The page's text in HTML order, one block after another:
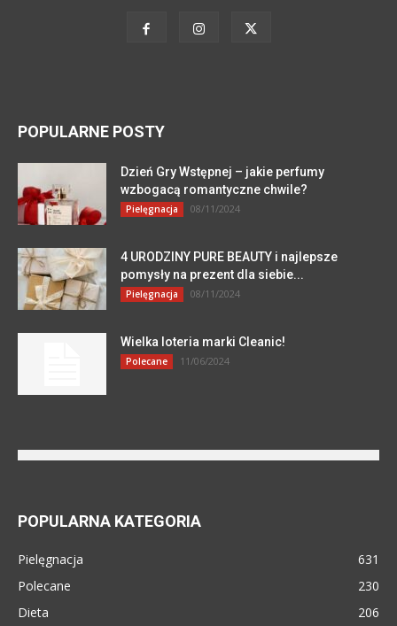
POPULARNE POSTY
Dzień Gry Wstępnej – jakie perfumy
wzbogacą romantyczne chwile?
Pielęgnacja 08/11/2024
4 URODZINY PURE BEAUTY i najlepsze
pomysły na prezent dla siebie...
Pielęgnacja 08/11/2024
Wielka loteria marki Cleanic!
Polecane 11/06/2024
POPULARNA KATEGORIA
Pielęgnacja
631
Polecane
230
Dieta
206